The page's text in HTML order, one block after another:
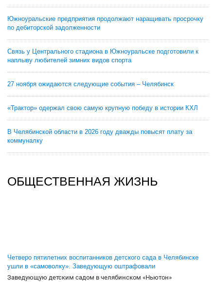
Южноуральские предприятия продолжают наращивать просрочку
по дебиторской задолженности
Связь у Центрального стадиона в Южноуральске подготовили к
наплыву любителей зимних видов спорта
27 ноября ожидаются следующие события – Челябинск
«Трактор» одержал свою самую крупную победу в истории КХЛ
В Челябинской области в 2026 году дважды повысят плату за
коммуналку
ОБЩЕСТВЕННАЯ ЖИЗНЬ
Четверо пятилетних воспитанников детского сада в Челябинске
ушли в «самоволку». Заведующую оштрафовали
Заведующую детским садом в челябинском «Ньютон»